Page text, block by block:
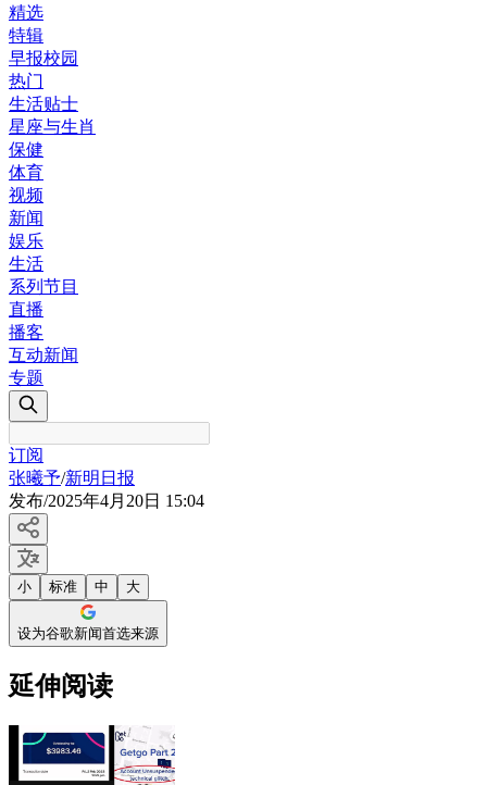
精选
特辑
早报校园
热门
生活贴士
星座与生肖
保健
体育
视频
新闻
娱乐
生活
系列节目
直播
播客
互动新闻
专题
订阅
张曦予/新明日报
发布/2025年4月20日 15:04
小 标准 中 大
设为谷歌新闻首选来源
延伸阅读